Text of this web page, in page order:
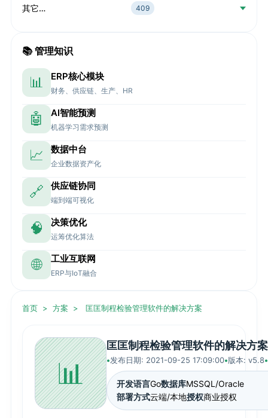
其它… 409
📚 管理知识
📊 ERP核心模块
财务、供应链、生产、HR
🤖 AI智能预测
机器学习需求预测
📈 数据中台
企业数据资产化
🔗 供应链协同
端到端可视化
🧠 决策优化
运筹优化算法
🌐 工业互联网
ERP与IoT融合
首页 > 方案 > 匡匡制程检验管理软件的解决方案
📊
匡匡制程检验管理软件的解决方案
发布日期: 2021-09-25 17:09:00 版本: v5.8
开发语言Go数据库MSSQL/Oracle
部署方式云端/本地授权商业授权